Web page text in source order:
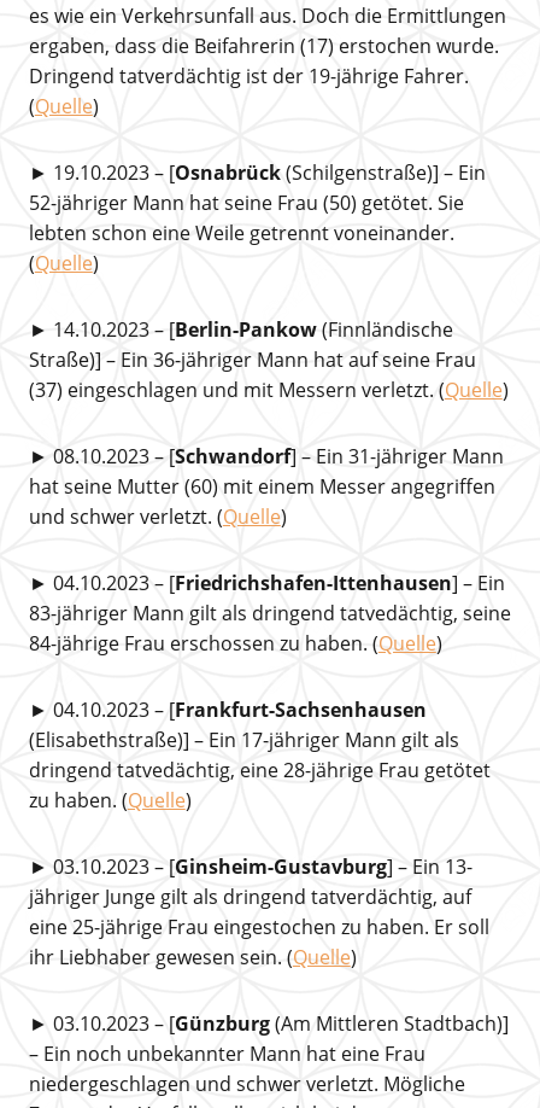
es wie ein Verkehrsunfall aus. Doch die Ermittlungen
ergaben, dass die Beifahrerin (17) erstochen wurde.
Dringend tatverdächtig ist der 19-jährige Fahrer.
(Quelle)
► 19.10.2023 – [Osnabrück(Schilgenstraße)] – Ein
52-jähriger Mann hat seine Frau (50) getötet. Sie
lebten schon eine Weile getrennt voneinander.
(Quelle)
► 14.10.2023 – [Berlin-Pankow(Finnländische
Straße)] – Ein 36-jähriger Mann hat auf seine Frau
(37) eingeschlagen und mit Messern verletzt. (Quelle)
► 08.10.2023 – [Schwandorf] – Ein 31-jähriger Mann
hat seine Mutter (60) mit einem Messer angegriffen
und schwer verletzt. (Quelle)
► 04.10.2023 – [Friedrichshafen-Ittenhausen] – Ein
83-jähriger Mann gilt als dringend tatvedächtig, seine
84-jährige Frau erschossen zu haben. (Quelle)
► 04.10.2023 – [Frankfurt-Sachsenhausen
(Elisabethstraße)] – Ein 17-jähriger Mann gilt als
dringend tatvedächtig, eine 28-jährige Frau getötet
zu haben. (Quelle)
► 03.10.2023 – [Ginsheim-Gustavburg] – Ein 13-
jähriger Junge gilt als dringend tatverdächtig, auf
eine 25-jährige Frau eingestochen zu haben. Er soll
ihr Liebhaber gewesen sein. (Quelle)
► 03.10.2023 – [Günzburg(Am Mittleren Stadtbach)]
– Ein noch unbekannter Mann hat eine Frau
niedergeschlagen und schwer verletzt. Mögliche